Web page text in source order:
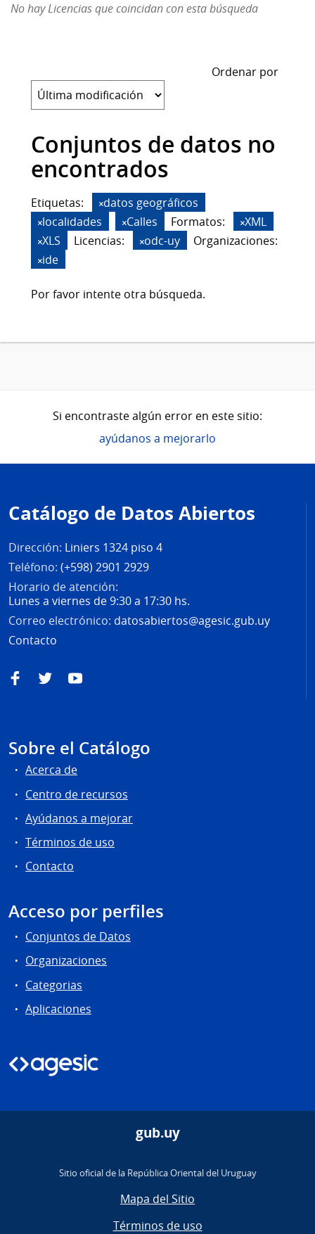
No hay Licencias que coincidan con esta búsqueda
Ordenar por
Conjuntos de datos no
encontrados
Etiquetas:
datos geográficos
localidades
Calles Formatos:
XML
XLS
Licencias: odc-uy
Organizaciones:
ide
Por favor intente otra búsqueda.
Si encontraste algún error en este sitio:
ayúdanos a mejorarlo
de
página
Catálogo de Datos Abiertos
Dirección: Liniers 1324 piso 4
Teléfono: (+598) 2901 2929
Horario de atención:
Lunes a viernes de 9:30 a 17:30 hs.
Correo electrónico: datosabiertos@agesic.gub.uy
Contacto
FacebookTwitterYouTube
Sobre el Catálogo
Acerca de
Centro de recursos
Ayúdanos a mejorar
Términos de uso
Contacto
Acceso por perfiles
Conjuntos de Datos
Organizaciones
Categorias
Aplicaciones
gub.uy
Sitio oficial de la República Oriental del Uruguay
Mapa del Sitio
Términos de uso